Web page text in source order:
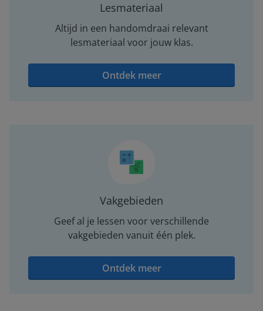
Lesmateriaal
Altijd in een handomdraai relevant
lesmateriaal voor jouw klas.
Ontdek meer
Vakgebieden
Geef al je lessen voor verschillende
vakgebieden vanuit één plek.
Ontdek meer